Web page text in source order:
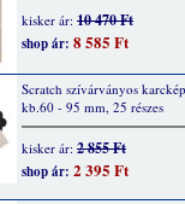
kisker ár: 10 470 Ft
shop ár: 8 585 Ft
Scratch szívárványos
kb.60 - 95 mm, 25 részes
kisker ár: 2 855 Ft
shop ár: 2 395 Ft